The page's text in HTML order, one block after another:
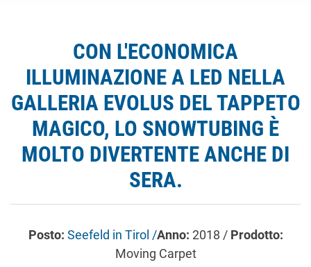
CON L'ECONOMICA
ILLUMINAZIONE A LED NELLA
GALLERIA EVOLUS DEL TAPPETO
MAGICO, LO SNOWTUBING È
MOLTO DIVERTENTE ANCHE DI
SERA.
Posto: Seefeld in Tirol /Anno: 2018 / Prodotto:
Moving Carpet